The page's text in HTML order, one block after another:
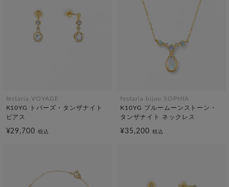
festaria VOYAGE
K10YG トパーズ・タンザナイト
ピアス
¥29,700税込
festaria bijou SOPHIA
K10YG ブルームーンストーン・
タンザナイト ネックレス
¥35,200 税込